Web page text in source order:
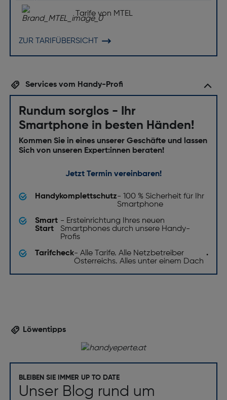
Tarife von MTEL
ZUR TARIFÜBERSICHT
Services vom Handy-Profi
Rundum sorglos - Ihr
Smartphone in besten Händen!
Kommen Sie in eines unserer Geschäfte und lassen
Sich von unseren Expert:innen beraten!
Jetzt Termin vereinbaren!
Handykomplettschutz- 100 % Sicherheit für Ihr
Smartphone
Smart
Start
- Ersteinrichtung Ihres neuen
Smartphones durch unsere Handy-
Profis
Tarifcheck- Alle Tarife. Alle Netzbetreiber
Österreichs. Alles unter einem Dach
.
Löwentipps
BLEIBEN SIE IMMER UP TO DATE
Unser Blog rund um